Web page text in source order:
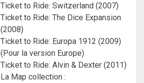
Ticket to Ride: Switzerland (2007)
Ticket to Ride: The Dice Expansion
(2008)
Ticket to Ride: Europa 1912 (2009)
(Pour la version Europe)
Ticket to Ride: Alvin & Dexter (2011)
La Map collection :